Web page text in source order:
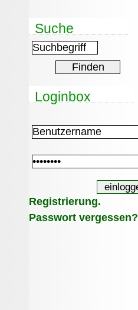
Suche
Loginbox
Registrierung.
Passwort vergessen?